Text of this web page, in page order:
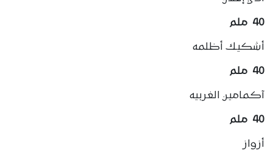
40 ملم
أشكيك أظلمه
40 ملم
آكمامين الغربيه
40 ملم
أزواز